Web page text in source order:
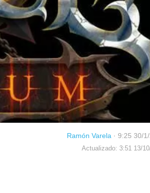
Ramón Varela · 9:25 30/
Actualizado: 3:51 13/